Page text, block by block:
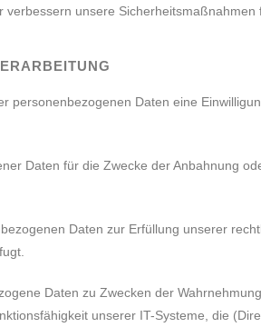
unsere
personenbezogenen Daten eine
Daten für die Zwecke der Anbahnung
Daten zur Erfüllung unserer
Daten zu Zwecken der
unserer IT-Systeme, die